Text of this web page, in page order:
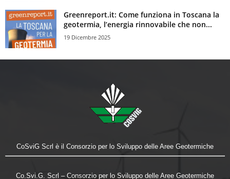
Greenreport.it: Come funziona in Toscana la
geotermia, l’energia rinnovabile che non...
19 Dicembre 2025
CoSviG Scrl è il Consorzio per lo Sviluppo delle Aree Geotermiche
Co.Svi.G. Scrl – Consorzio per lo Sviluppo delle Aree Geotermiche